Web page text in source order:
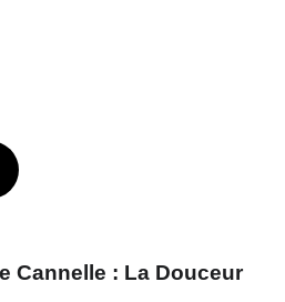
Cannelle : La Douceur